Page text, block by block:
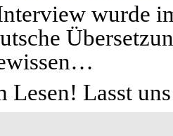
wurde
Lesen! Lasst